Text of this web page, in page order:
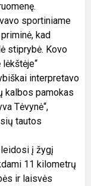
sportiniame
kad
stiprybė. Kovo
interpretavo
kalbos pamokas
Tėvynė“,
tautos
į žygį
11 kilometrų
ir laisvės